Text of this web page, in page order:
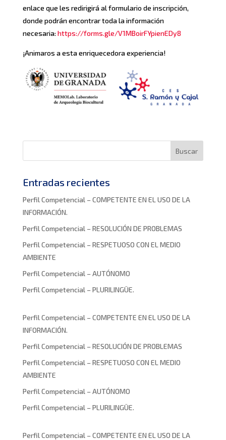
enlace que les redirigirá al formulario de inscripción,
donde podrán encontrar toda la información
necesaria: https://forms.gle/V1MBoirFYpienEDy8
¡Animaros a esta enriquecedora experiencia!
Entradas recientes
Perfil Competencial – COMPETENTE EN EL USO DE LA
INFORMACIÓN.
Perfil Competencial – RESOLUCIÓN DE PROBLEMAS
Perfil Competencial – RESPETUOSO CON EL MEDIO
AMBIENTE
Perfil Competencial – AUTÓNOMO
Perfil Competencial – PLURILINGÜE.
Perfil Competencial – COMPETENTE EN EL USO DE LA
INFORMACIÓN.
Perfil Competencial – RESOLUCIÓN DE PROBLEMAS
Perfil Competencial – RESPETUOSO CON EL MEDIO
AMBIENTE
Perfil Competencial – AUTÓNOMO
Perfil Competencial – PLURILINGÜE.
Perfil Competencial – COMPETENTE EN EL USO DE LA